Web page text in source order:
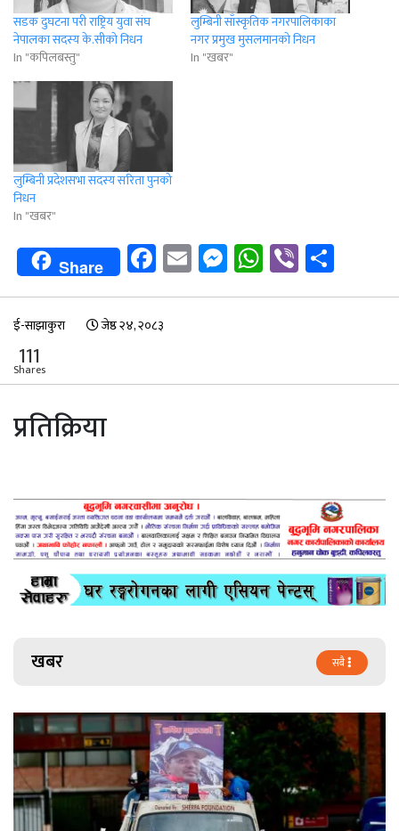
सडक दुघटना परी राष्ट्रिय युवा संघ
नेपालका सदस्य के.सीको निधन
In "कपिलबस्तु"
लुम्बिनी साँस्कृतिक नगरपालिकाका
नगर प्रमुख मुसलमानकाे निधन
In "खबर"
लुम्बिनी प्रदेशसभा सदस्य सरिता पुनको
निधन
In "खबर"
Share Facebook
EmailMessenger
WhatsApp
Viber
ई-साझाकुरा जेष्ठ २४, २०८३
111
Shares
प्रतिक्रिया
खबर सबै